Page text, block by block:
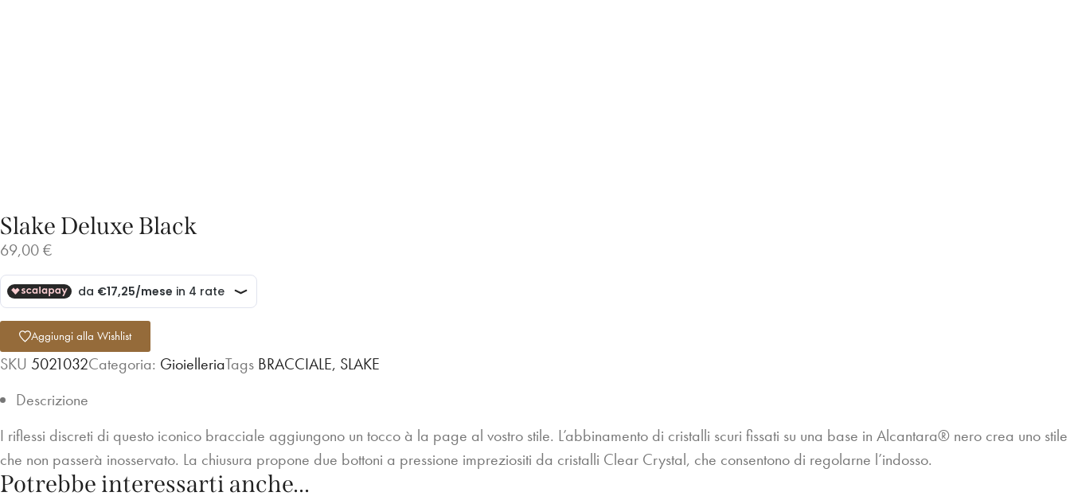
Slake Deluxe Black
69,00€
Aggiungi alla Wishlist
SKU 5021032Categoria: GioielleriaTags BRACCIALE, SLAKE
Descrizione
I riflessi discreti di questo iconico bracciale aggiungono un tocco à la page al vostro stile. L’abbinamento di cristalli scuri fissati su una base in Alcantara® nero crea uno stile
che non passerà inosservato. La chiusura propone due bottoni a pressione impreziositi da cristalli Clear Crystal, che consentono di regolarne l’indosso.
Potrebbe interessarti anche...